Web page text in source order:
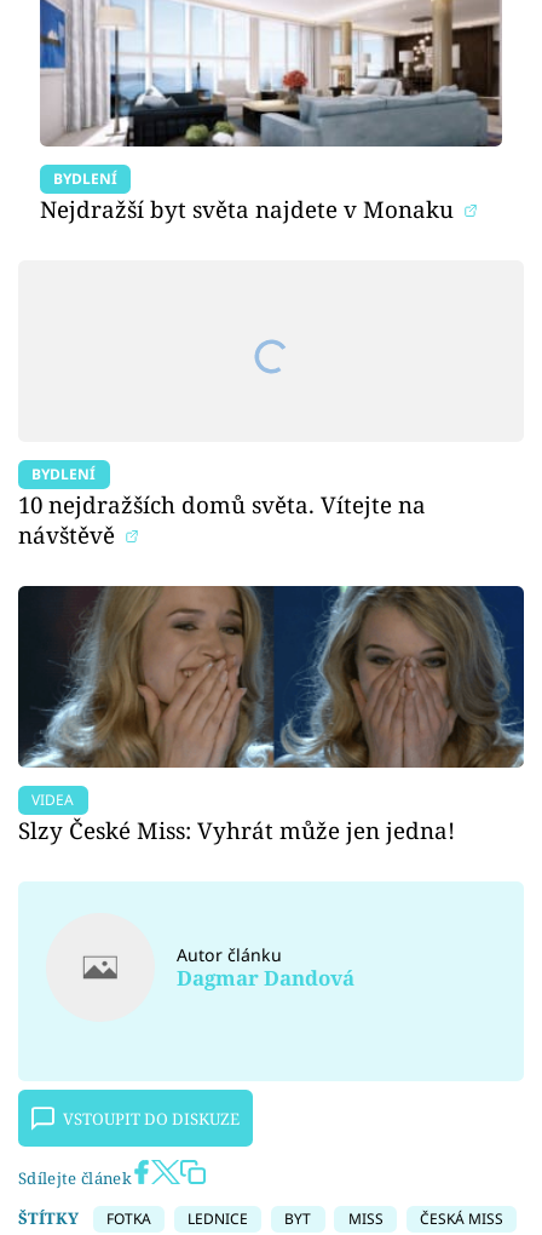
BYDLENÍ
Nejdražší byt světa najdete v Monaku
BYDLENÍ
10 nejdražších domů světa. Vítejte na
návštěvě
VIDEA
Slzy České Miss: Vyhrát může jen jedna!
Autor článku
Dagmar Dandová
VSTOUPIT DO DISKUZE
Sdílejte článek
ŠTÍTKY
FOTKA LEDNICE BYT MISS
ČESKÁ MISS